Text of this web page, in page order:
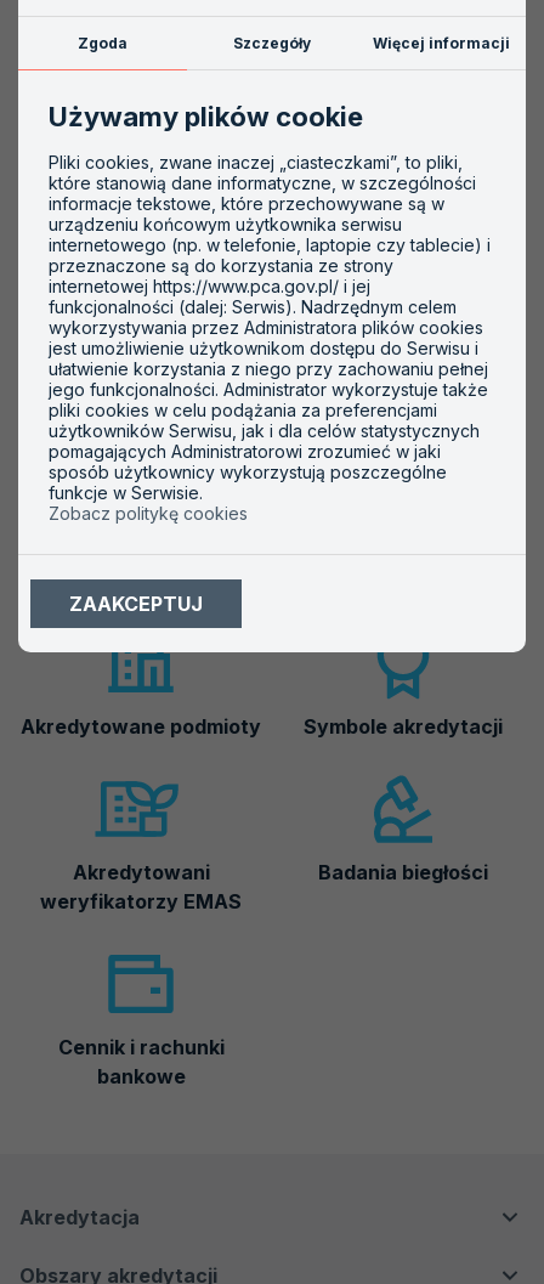
-- wybierz --
Dziedzina badań
-- wybierz --
Obiekt
-- wybierz --
SZUKAJ
Ważne informacje
Akredytowane podmioty Symbole akredytacji
Akredytowani
weryfikatorzy EMAS
Badania biegłości
Cennik i rachunki
bankowe
Menu
nawigacyjne
Menu
Główne
Akredytacja
Obszary akredytacji
Zgoda Szczegóły Więcej informacji
Używamy plików cookie
Pliki cookies, zwane inaczej „ciasteczkami”, to pliki,
które stanowią dane informatyczne, w szczególności
informacje tekstowe, które przechowywane są w
urządzeniu końcowym użytkownika serwisu
internetowego (np. w telefonie, laptopie czy tablecie) i
przeznaczone są do korzystania ze strony
internetowej https://www.pca.gov.pl/ i jej
funkcjonalności (dalej: Serwis). Nadrzędnym celem
wykorzystywania przez Administratora plików cookies
jest umożliwienie użytkownikom dostępu do Serwisu i
ułatwienie korzystania z niego przy zachowaniu pełnej
jego funkcjonalności. Administrator wykorzystuje także
pliki cookies w celu podążania za preferencjami
użytkowników Serwisu, jak i dla celów statystycznych
pomagających Administratorowi zrozumieć w jaki
sposób użytkownicy wykorzystują poszczególne
funkcje w Serwisie.
Zobacz politykę cookies
ZAAKCEPTUJ